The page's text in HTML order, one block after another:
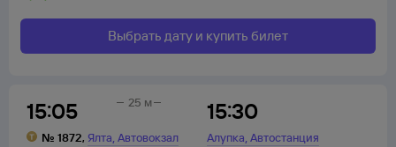
Выбрать дату и купить билет
15:05
№ 1872, Ялта,Автовокзал
15:30
Алупка,Автостанция
25 м